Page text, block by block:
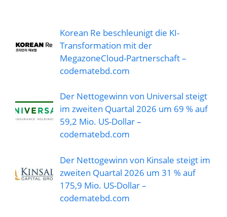
Korean Re beschleunigt die KI-
Transformation mit der
MegazoneCloud-Partnerschaft –
codematebd.com
Der Nettogewinn von Universal steigt
im zweiten Quartal 2026 um 69 % auf
59,2 Mio. US-Dollar –
codematebd.com
Der Nettogewinn von Kinsale steigt im
zweiten Quartal 2026 um 31 % auf
175,9 Mio. US-Dollar –
codematebd.com